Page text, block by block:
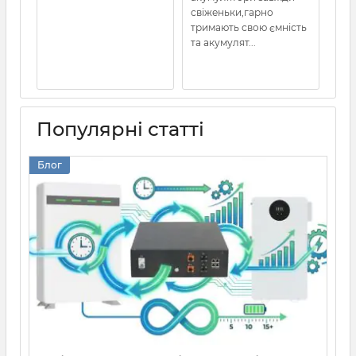
свіженьки,гарно
тримають свою ємність
та акумулят...
Популярні статті
Блог